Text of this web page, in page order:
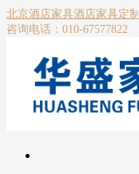
北京酒店家具酒店家具定制
咨询电话：010-67577822